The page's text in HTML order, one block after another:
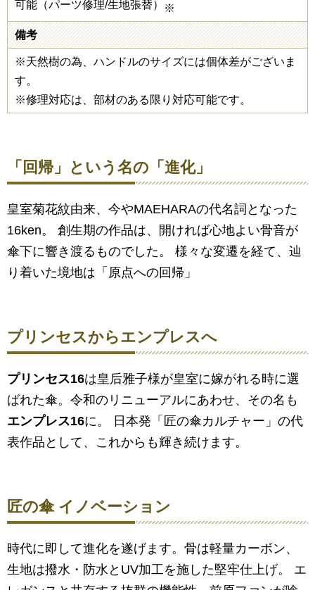
可能（パーツ修理/生地張替） ※
備考
※天然樹の為、ハンドルのサイズには個体差がございま
す。
※修理対応は、部材のある限り対応可能です。
「回帰」という名の「進化」
皇室菊花紋由来、今やMAEHARAの代名詞となった
16ken。 創生期の作品は、開ければ心地よい骨音が
傘下に響き渡るものでした。 様々な変遷を経て、辿
り着いた境地は「原点への回帰」
プリンセスからエンプレスへ
プリンセス16は皇后雅子様が皇室に嫁がれる時に選
ばれた傘。令和のリニューアルにあわせ、その名も
エンプレス16に。 日本発「匠の傘カルチャー」の代
表作品として、これからも輝き続けます。
匠の傘 イノベーション
時代に即して進化を遂げます。骨は軽量カーボン、
生地は撥水・防水とUV加工を施した堅牢仕上げ。 エ